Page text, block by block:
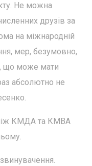
Не можна
друзів за
на міжнародній
мер, безумовно,
що може мати
абсолютно не
між КМДА та КМВА